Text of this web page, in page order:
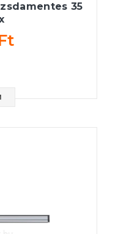
35